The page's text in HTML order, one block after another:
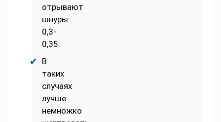
отрывают
шнуры
0,3-
0,35.
В
таких
случаях
лучше
немножко